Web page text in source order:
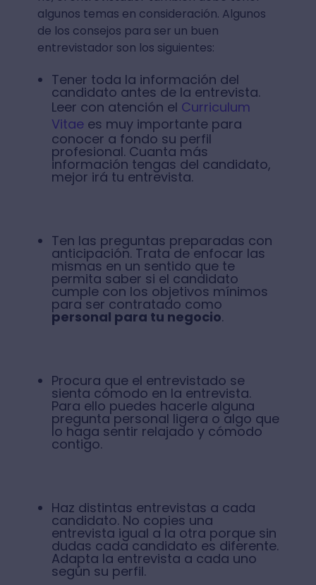
algunos temas en consideración. Algunos
de los consejos para ser un buen
entrevistador son los siguientes:
Tener toda la información del
candidato antes de la entrevista.
Leer con atención el Curriculum
Vitaees muy importante para
conocer a fondo su perfil
profesional. Cuanta más
información tengas del candidato,
mejor irá tu entrevista.
Ten las preguntas preparadas con
anticipación. Trata de enfocar las
mismas en un sentido que te
permita saber si el candidato
cumple con los objetivos mínimos
para ser contratado como
personal para tu negocio.
Procura que el entrevistado se
sienta cómodo en la entrevista.
Para ello puedes hacerle alguna
pregunta personal ligera o algo que
lo haga sentir relajado y cómodo
contigo.
Haz distintas entrevistas a cada
candidato. No copies una
entrevista igual a la otra porque sin
dudas cada candidato es diferente.
Adapta la entrevista a cada uno
según su perfil.